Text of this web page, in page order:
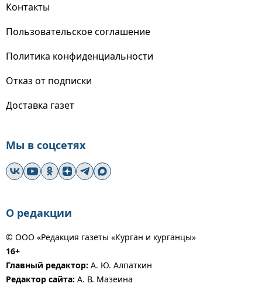
Контакты
Пользовательское соглашение
Политика конфиденциальности
Отказ от подписки
Доставка газет
Мы в соцсетях
О редакции
© ООО «Редакция газеты «Курган и курганцы»
16+
Главный редактор: А. Ю. Алпаткин
Редактор сайта: А. В. Мазеина